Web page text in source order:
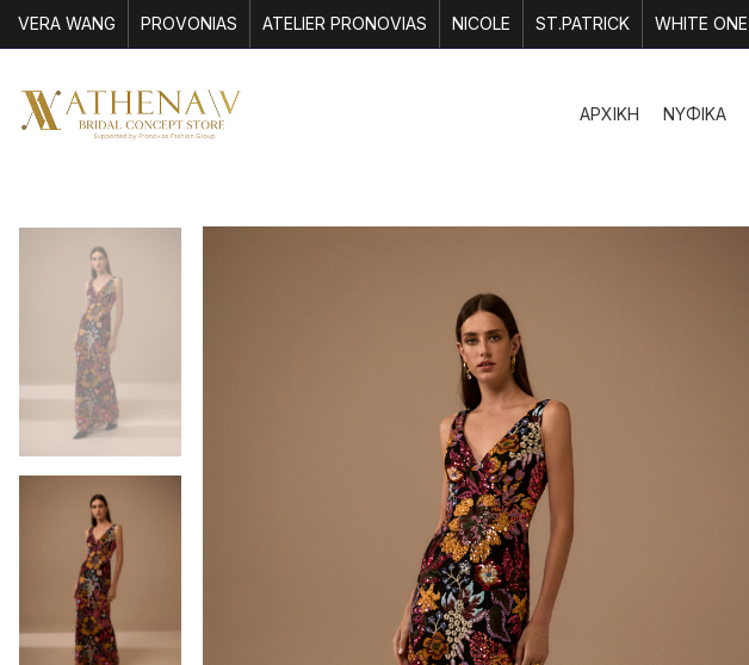
VERA WANG PROVONIAS ATELIER PRONOVIAS NICOLE ST.PATRICK WHITE ONE
ΑΡΧΙΚΗ ΝΥΦΙΚΑ